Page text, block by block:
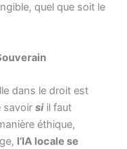
quel que soit le
dans le droit est
savoir si il faut
éthique,
l’IA locale se